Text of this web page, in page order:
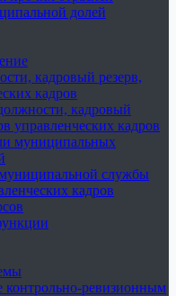
долей
кадровый резерв,
кадров
кадровый
управленческих кадров
муниципальных
службы
кадров
ревизионным